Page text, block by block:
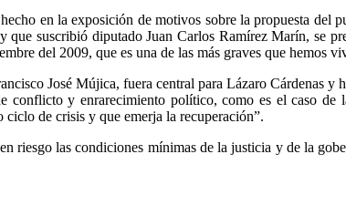
en la exposición de motivos sobre la propuesta del
suscribió diputado Juan Carlos Ramírez Marín, se
del 2009, que es una de las más graves que hemos
José Mújica, fuera central para Lázaro Cárdenas y
conflicto y enrarecimiento político, como es el caso de
de crisis y que emerja la recuperación”.
riesgo las condiciones mínimas de la justicia y de la